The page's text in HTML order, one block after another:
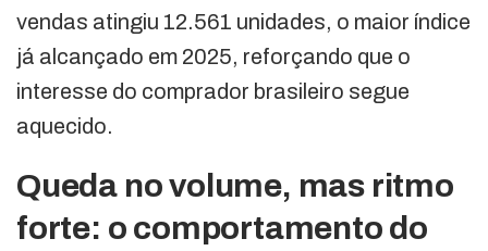
vendas atingiu 12.561 unidades, o maior índice
já alcançado em 2025, reforçando que o
interesse do comprador brasileiro segue
aquecido.
Queda no volume, mas ritmo
forte: o comportamento do